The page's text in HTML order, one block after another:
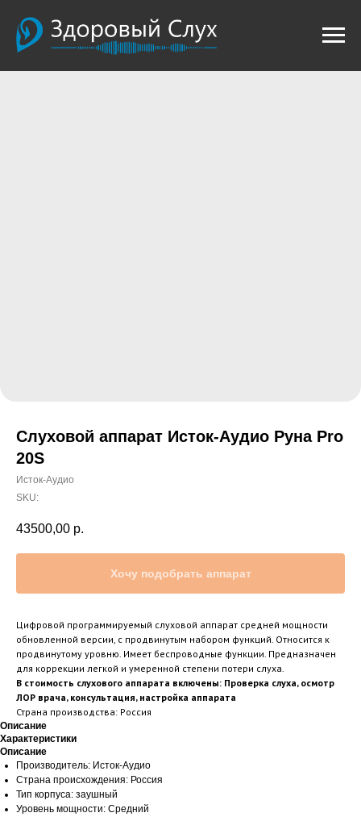
Слуховой аппарат Исток-Аудио Руна Pro
20S
Исток-Аудио
SKU:
43500,00 р.
Хочу подобрать аппарат
Цифровой программируемый слуховой аппарат средней мощности
обновленной версии, с продвинутым набором функций. Относится к
продвинутому уровню. Имеет беспроводные функции. Предназначен
для коррекции легкой и умеренной степени потери слуха.
В стоимость слухового аппарата включены: Проверка слуха, осмотр
ЛОР врача, консультация, настройка аппарата
Страна производства: Россия
Описание
Характеристики
Описание
Производитель: Исток-Аудио
Страна происхождения: Россия
Тип корпуса: заушный
Уровень мощности: Средний